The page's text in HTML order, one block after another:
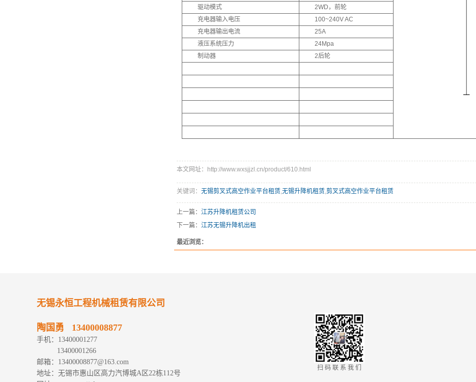
驱动模式
2WD，前轮
充电器输入电压
100~240V AC
充电器输出电流
25A
液压系统压力
24Mpa
制动器
2后轮
本文网址：http://www.wxsjjzl.cn/product/610.html
关键词： 无锡剪叉式高空作业平台租赁,无锡升降机租赁,剪叉式高空作业平台租赁
上一篇： 江苏升降机租赁公司
下一篇： 江苏无锡升降机出租
最近浏览：
无锡永恒工程机械租赁有限公司
陶国勇 13400008877
手机：13400001277
13400001266
邮箱：13400008877@163.com
地址：无锡市惠山区高力汽博城A区22栋112号
扫 码 联 系 我 们